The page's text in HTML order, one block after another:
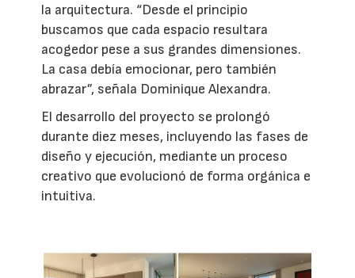
la arquitectura. “Desde el principio
buscamos que cada espacio resultara
acogedor pese a sus grandes dimensiones.
La casa debía emocionar, pero también
abrazar”, señala Dominique Alexandra.
El desarrollo del proyecto se prolongó
durante diez meses, incluyendo las fases de
diseño y ejecución, mediante un proceso
creativo que evolucionó de forma orgánica e
intuitiva.